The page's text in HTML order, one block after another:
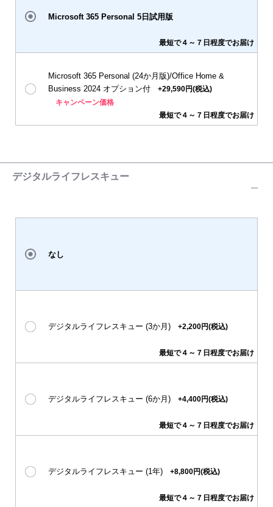
最短で４～７日程度でお届け
Microsoft 365 Personal 5日試用版
最短で４～７日程度でお届け
Microsoft 365 Personal (24か月版)/Office Home &
Business 2024 オプション付
+29,590円(税込)
キャンペーン価格
デジタルライフレスキュー
なし
最短で４～７日程度でお届け
デジタルライフレスキュー (3か月) +2,200円(税込)
最短で４～７日程度でお届け
デジタルライフレスキュー (6か月) +4,400円(税込)
最短で４～７日程度でお届け
デジタルライフレスキュー (1年) +8,800円(税込)